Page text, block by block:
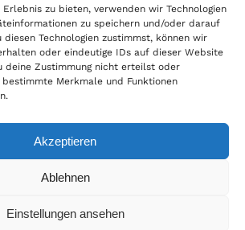
zu bieten, verwenden wir Technologien
zu speichern und/oder darauf
diesen Technologien zustimmst, können wir
oder eindeutige IDs auf dieser Website
deine Zustimmung nicht erteilst oder
Merkmale und Funktionen
Akzeptieren
Ablehnen
Einstellungen ansehen
ein. Auch wir sind wie
im Netz Mitglied im Händlerbund
fairen Onlinehandel.
of Coins |Impressum|Datenschutz|Cookie
|Zahlung & Versand